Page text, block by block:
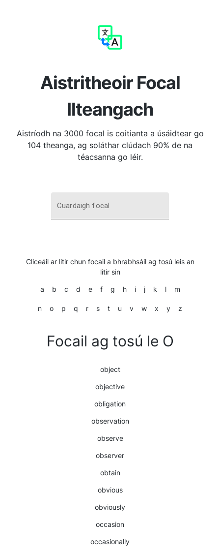
Aistritheoir Focal
Ilteangach
Aistríodh na 3000 focal is coitianta a úsáidtear go
104 theanga, ag soláthar clúdach 90% de na
téacsanna go léir.
Cuardaigh focal
Cliceáil ar litir chun focail a bhrabhsáil ag tosú leis an
litir sin
a b c d e f g h i j k l m
n o p q r s t u v w x y z
Focail ag tosú le O
object
objective
obligation
observation
observe
observer
obtain
obvious
obviously
occasion
occasionally